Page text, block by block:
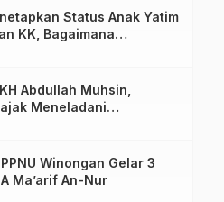
Status Anak Yatim
KK, Bagaimana
Abdullah Muhsin,
Meneladani
Winongan Gelar 3
Ma’arif An-Nur